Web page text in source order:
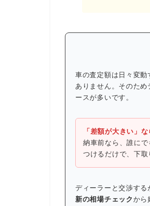
車の査定額は日々変動
ありません。そのた
ースが多いです。
「差額が大きい」
納車前なら、誰にで
つけるだけで、下取
ディーラーと交渉する
新の相場チェックから